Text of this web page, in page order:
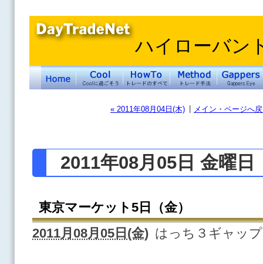
ハイローバン
« 2011年08月04日(木) メイン・ページへ
2011年08月05日 金曜日
東京マーケット5日（金）
2011月08月05日(金) はっち３ギャッ